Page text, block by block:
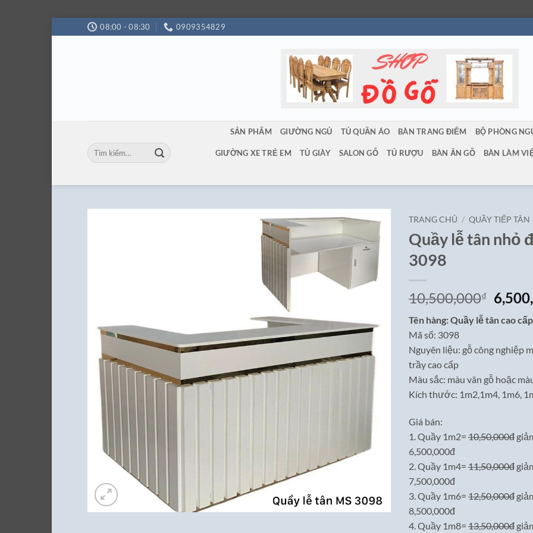
qua
08:00 - 08:30 0909354829
Tìm
kiếm:
SẢN PHẨM GIƯỜNG NGỦ TỦ QUẦN ÁO BÀN TRANG ĐIỂM BỘ PHÒNG
GIƯỜNG XE TRẺ EM TỦ GIÀY SALON GỖ TỦ RƯỢU BÀN ĂN GỖ BÀN LÀM
TRANG CHỦ / QUẦY TIẾP TÂN
Quầy lễ tân nhỏ
3098
10,500,000₫
Giá
gốc
là:
Tên hàng: Quầy lễ tân cao cấp
Mã số: 3098
Nguyên liệu: gỗ công nghiệp
trầy cao cấp
Màu sắc: màu vân gỗ hoặc
Kích thước: 1m2,1m4, 1m6,
Giá bán:
1. Quầy 1m2= 10,50,000đ
6,500,000đ
2. Quầy 1m4= 11,50,000đ
7,500,000đ
3. Quầy 1m6= 12,50,000đ
8,500,000đ
4. Quầy 1m8= 13,50,000đ